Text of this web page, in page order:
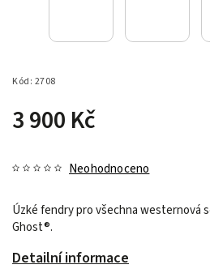
Kód: 2708
3 900 Kč
Neohodnoceno
Úzké fendry pro všechna westernová
Ghost®.
Detailní informace